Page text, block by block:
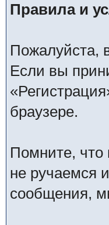
Правила и
Пожалуйста,
Если вы
браузере.
Помните,
не ручаемся
сообщения,